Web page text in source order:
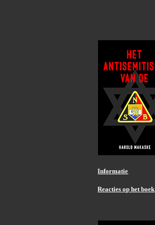
Informatie
Reacties op het boek